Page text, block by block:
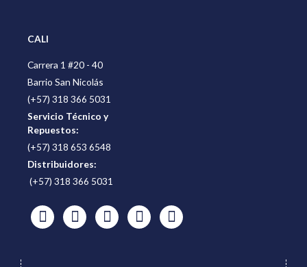
CALI
Carrera 1 #20 - 40
Barrio San Nicolás
(+57) 318 366 5031
Servicio Técnico y
Repuestos:
(+57) 318 653 6548
Distribuidores:
(+57) 318 366 5031